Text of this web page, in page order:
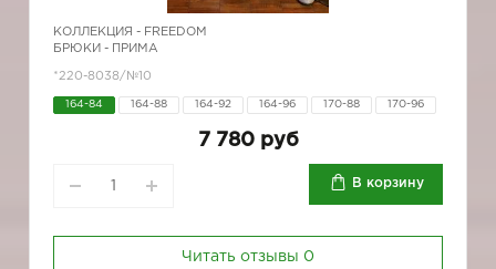
КОЛЛЕКЦИЯ - FREEDOM
БРЮКИ - ПРИМА
*220-8038/№10
164-84 164-88 164-92 164-96 170-88 170-96
7 780 руб
В корзину
Читать отзывы 0